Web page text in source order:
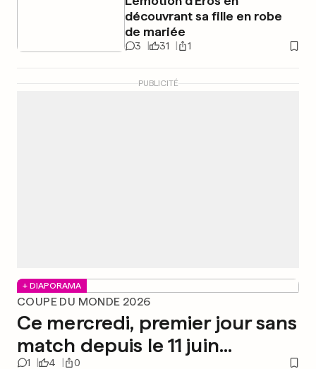
découvrant sa fille en robe
de mariée
3 31 1
PUBLICITÉ
+ DIAPORAMA
COUPE DU MONDE 2026
Ce mercredi, premier jour sans
match depuis le 11 juin...
1 4 0